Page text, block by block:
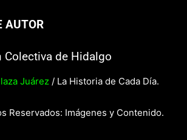
AUTOR
Colectiva de Hidalgo
Juárez / La Historia de Cada Día.
Reservados: Imágenes y Contenido.